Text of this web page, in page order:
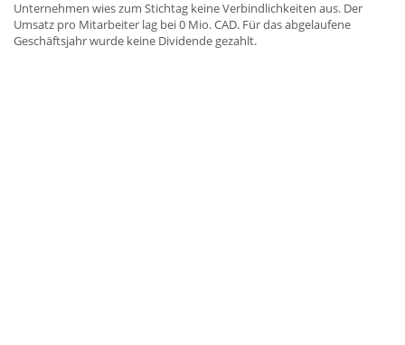
Unternehmen wies zum Stichtag keine Verbindlichkeiten aus. Der
Umsatz pro Mitarbeiter lag bei 0 Mio. CAD. Für das abgelaufene
Geschäftsjahr wurde keine Dividende gezahlt.